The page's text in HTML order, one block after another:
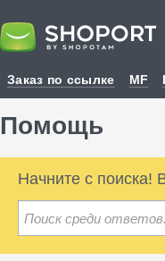
Заказ по ссылке MF
Помощь
Начните с